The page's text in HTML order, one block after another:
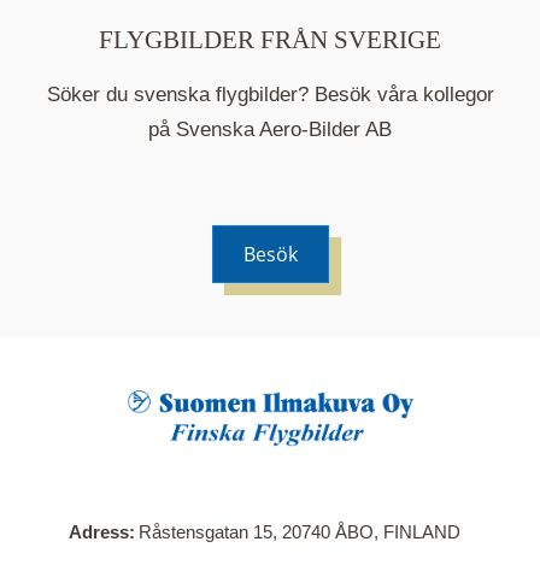
När du klickar på en serie så öppnas en ny flik.
Här visas en karta över bilder med kända
FLYGBILDER FRÅN SVERIGE
Söker du svenska flygbilder? Besök våra kollegor
på Svenska Aero-Bilder AB
Besök
Adress Råstensgatan 15, 20740 ÅBO, FINLAND